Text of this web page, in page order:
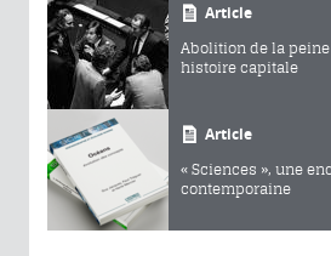
Article
Abolition de la
histoire capitale
Article
« Sciences », une
contemporaine